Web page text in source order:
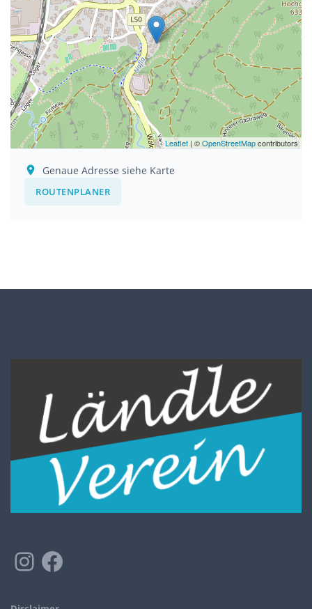
Leaflet| ©OpenStreetMapcontributors
Genaue Adresse siehe Karte
ROUTENPLANER